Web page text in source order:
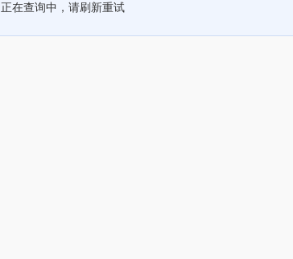
正在查询中，请刷新重试